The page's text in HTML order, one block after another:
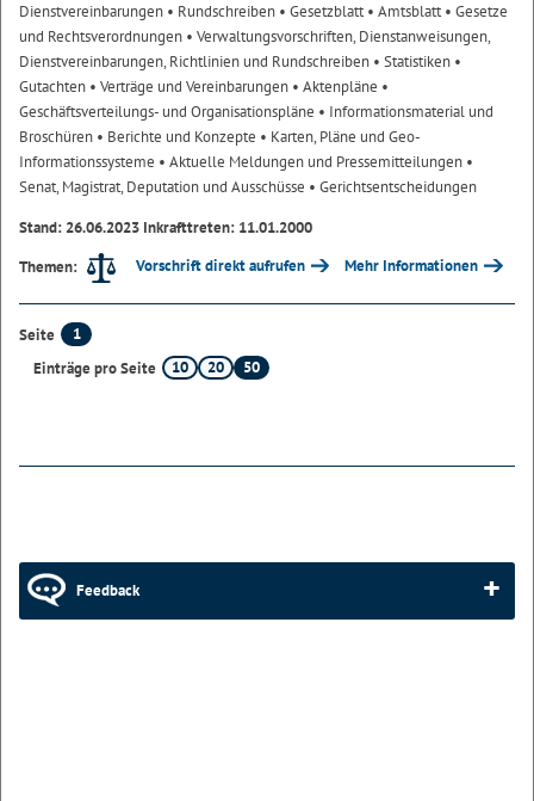
Dienstvereinbarungen • Rundschreiben • Gesetzblatt• Amtsblatt• Gesetze
und Rechtsverordnungen • Verwaltungsvorschriften, Dienstanweisungen,
Dienstvereinbarungen, Richtlinien und Rundschreiben • Statistiken •
Gutachten • Verträge und Vereinbarungen • Aktenpläne •
Geschäftsverteilungs- und Organisationspläne • Informationsmaterial und
Broschüren • Berichte und Konzepte • Karten, Pläne und Geo-
Informationssysteme • Aktuelle Meldungen und Pressemitteilungen •
Senat, Magistrat, Deputation und Ausschüsse • Gerichtsentscheidungen
Stand: 26.06.2023 Inkrafttreten: 11.01.2000
Themen:
Vorschrift direkt aufrufen Mehr Informationen
Seite
1
Einträge pro Seite
10 20 50
Feedback